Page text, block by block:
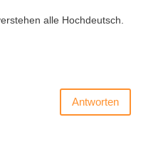
alle Hochdeutsch.
Antworten